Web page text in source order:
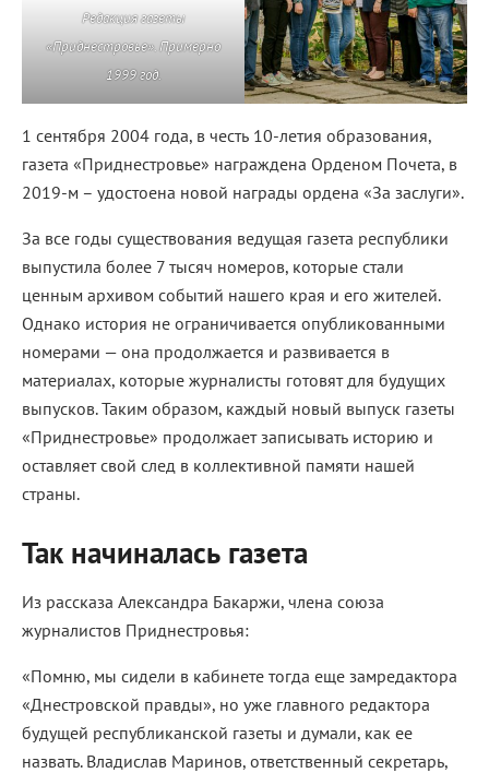
Редакция газеты
«Приднестровье». Примерно
1999 год.
1 сентября 2004 года, в честь 10-летия образования,
газета «Приднестровье» награждена Орденом Почета, в
2019-м – удостоена новой награды ордена «За заслуги».
За все годы существования ведущая газета республики
выпустила более 7 тысяч номеров, которые стали
ценным архивом событий нашего края и его жителей.
Однако история не ограничивается опубликованными
номерами — она продолжается и развивается в
материалах, которые журналисты готовят для будущих
выпусков. Таким образом, каждый новый выпуск газеты
«Приднестровье» продолжает записывать историю и
оставляет свой след в коллективной памяти нашей
страны.
Так начиналась газета
Из рассказа Александра Бакаржи, члена союза
журналистов Приднестровья:
«Помню, мы сидели в кабинете тогда еще замредактора
«Днестровской правды», но уже главного редактора
будущей республиканской газеты и думали, как ее
назвать. Владислав Маринов, ответственный секретарь,